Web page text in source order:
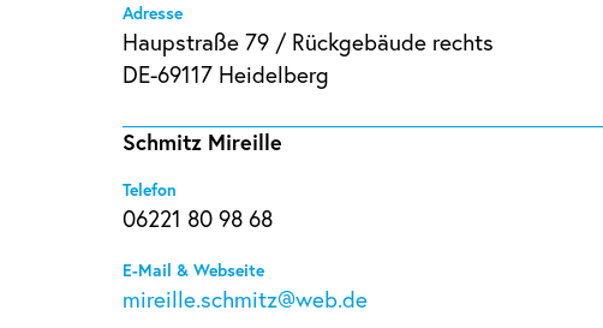
Adresse
Haupstraße 79 / Rückgebäude rechts
DE-69117 Heidelberg
Schmitz Mireille
Telefon
06221 80 98 68
E-Mail & Webseite
mireille.schmitz@web.de